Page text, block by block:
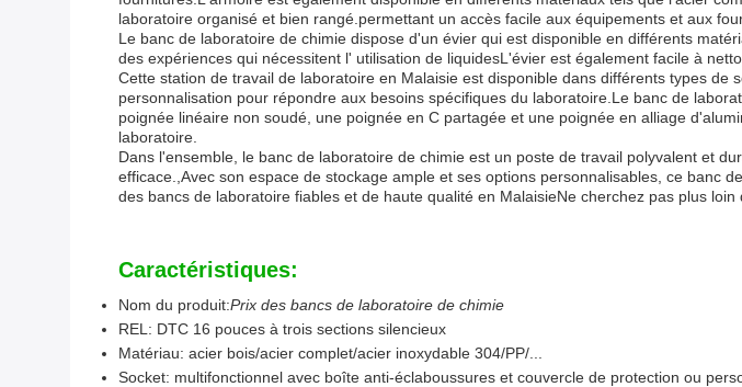
laboratoire organisé et bien rangé.permettant un accès facile aux équipements et aux
Le banc de laboratoire de chimie dispose d'un évier qui est disponible en différents
des expériences qui nécessitent l' utilisation de liquidesL'évier est également facile à
Cette station de travail de laboratoire en Malaisie est disponible dans différents types
personnalisation pour répondre aux besoins spécifiques du laboratoire.Le banc de
poignée linéaire non soudé, une poignée en C partagée et une poignée en alliage
laboratoire.
Dans l'ensemble, le banc de laboratoire de chimie est un poste de travail polyvalent et
efficace.,Avec son espace de stockage ample et ses options personnalisables, ce banc
des bancs de laboratoire fiables et de haute qualité en MalaisieNe cherchez pas plus
Caractéristiques:
Nom du produit:Prix des bancs de laboratoire de chimie
REL: DTC 16 pouces à trois sections silencieux
Matériau: acier bois/acier complet/acier inoxydable 304/PP/...
Socket: multifonctionnel avec boîte anti-éclaboussures et couvercle de protection ou